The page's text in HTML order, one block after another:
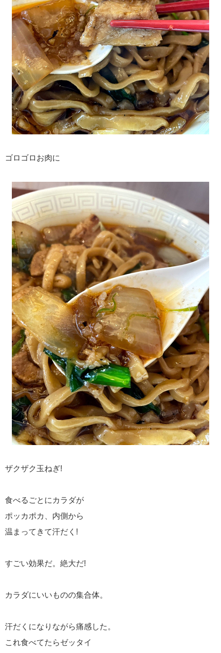
ゴロゴロお肉に
ザクザク玉ねぎ!
食べるごとにカラダが
ポッカポカ、内側から
温まってきて汗だく!
すごい効果だ。絶大だ!
カラダにいいものの集合体。
汗だくになりながら痛感した。
これ食べてたらゼッタイ